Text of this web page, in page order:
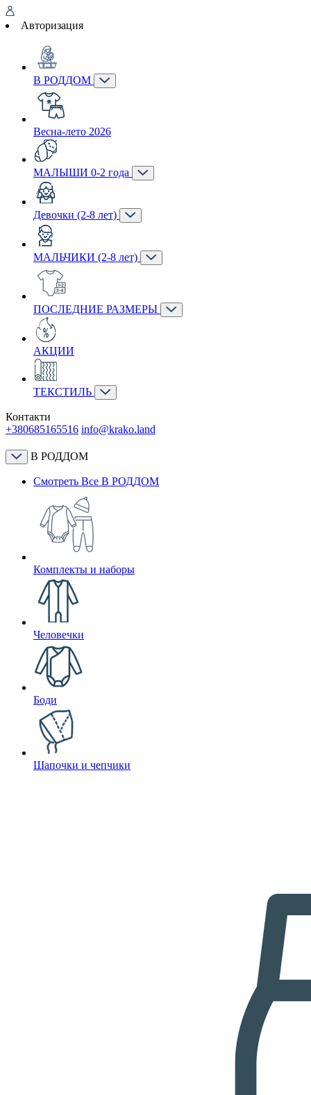
Авторизация
В РОДДОМ
Весна-лето 2026
МАЛЫШИ 0-2 года
Девочки (2-8 лет)
МАЛЬЧИКИ (2-8 лет)
ПОСЛЕДНИЕ РАЗМЕРЫ
АКЦИИ
ТЕКСТИЛЬ
Контакти
+380685165516 info@krako.land
В РОДДОМ
Смотреть Все В РОДДОМ
Комплекты и наборы
Человечки
Боди
Шапочки и чепчики